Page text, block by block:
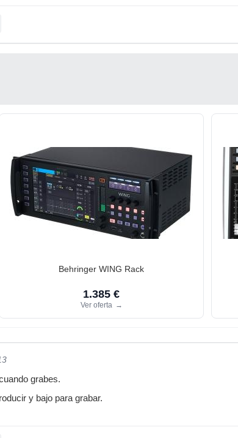
Behringer WING Rack
1.385 €
Ver oferta →
grabes.
y bajo para grabar.